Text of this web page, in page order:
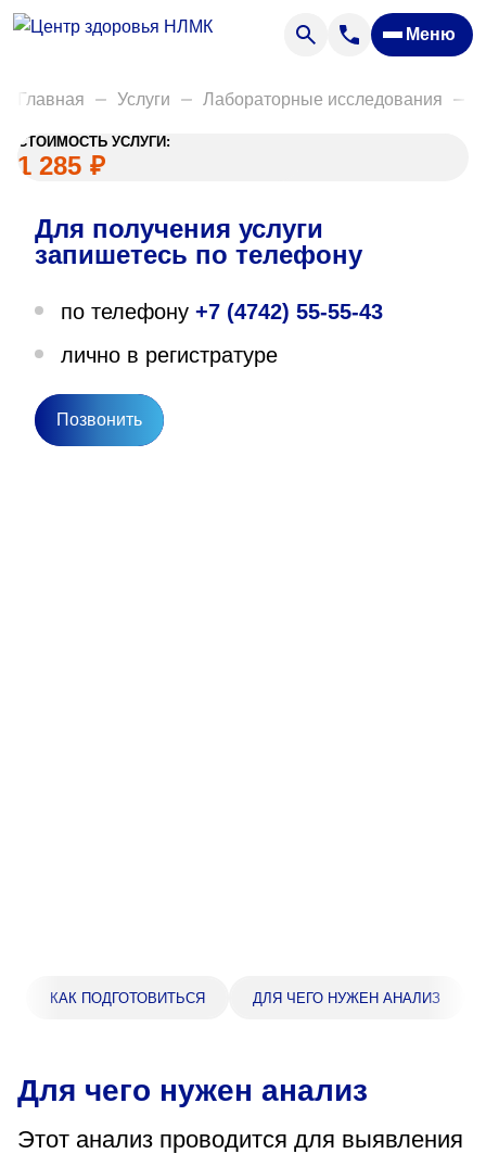
Меню
Анализы
Акции
Пациентам
Вакансии
О нас
Направления деятельности
«Парус»
Понедельник — четверг
перерыв 12:00–12:30
Главная Услуги Лабораторные исследования
КАК ПОДГОТОВИТЬСЯ ДЛЯ ЧЕГО НУЖЕН АНАЛИЗ
Для чего нужен анализ
Этот анализ проводится для выявления
СТОИМОСТЬ УСЛУГИ:
1 285 ₽
Для получения услуги
запишетесь по телефону
по телефону +7 (4742) 55-55-43
лично в регистратуре
Позвонить